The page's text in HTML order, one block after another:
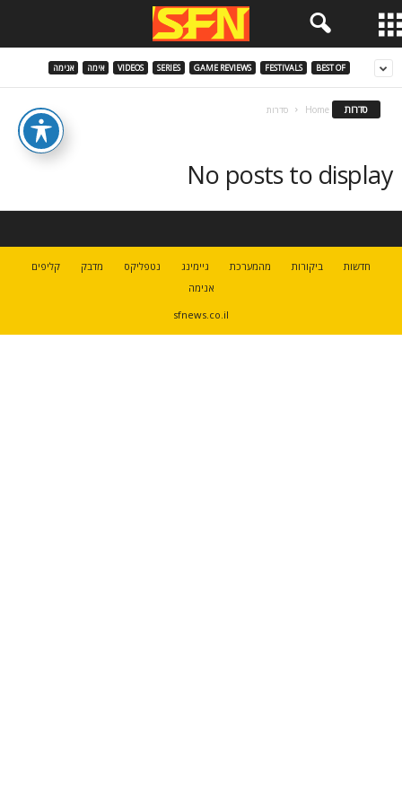
BEST OF
FESTIVALS
GAME REVIEWS
SERIES
VIDEOS אימה אנימה
סדרות Home סדרות
No posts to display
חדשות ביקורות מהמערכת גיימינג נטפליקס מדבק
קליפים
אנימה
sfnews.co.il